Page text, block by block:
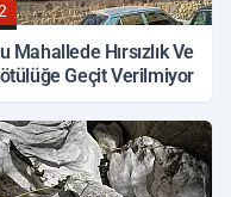
Mahallede Hırsızlık Ve
Geçit Verilmiyor